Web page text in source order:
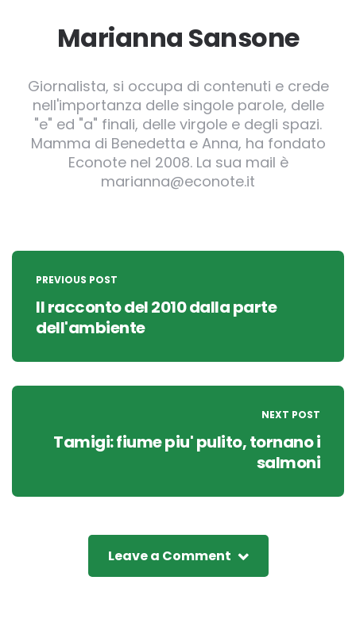
Marianna Sansone
Giornalista, si occupa di contenuti e crede
nell'importanza delle singole parole, delle
"e" ed "a" finali, delle virgole e degli spazi.
Mamma di Benedetta e Anna, ha fondato
Econote nel 2008. La sua mail è
marianna@econote.it
Post
navigation
PREVIOUS POST
Il racconto del 2010 dalla parte
dell'ambiente
NEXT POST
Tamigi: fiume piu' pulito, tornano i
salmoni
Leave a Comment